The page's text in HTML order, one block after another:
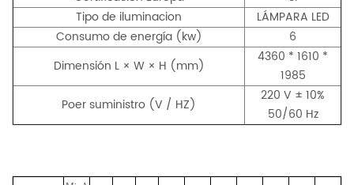
Tipo de iluminacion
LÁMPARA LED
Consumo de energía (kw)
6
Dimensión L × W × H (mm)
4360 * 1610 *
1985
Poer suministro (V / HZ)
220 V ± 10%
50/60 Hz